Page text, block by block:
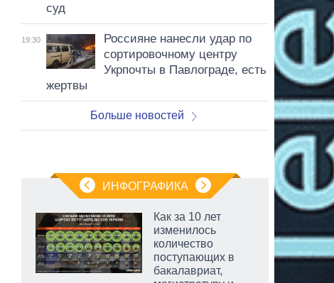
суд
19:30
Россияне нанесли удар по
сортировочному центру
Укрпочты в Павлограде, есть
жертвы
Больше новостей
ИНФОГРАФИКА
Как за 10 лет
изменилось
количество
поступающих в
бакалавриат,